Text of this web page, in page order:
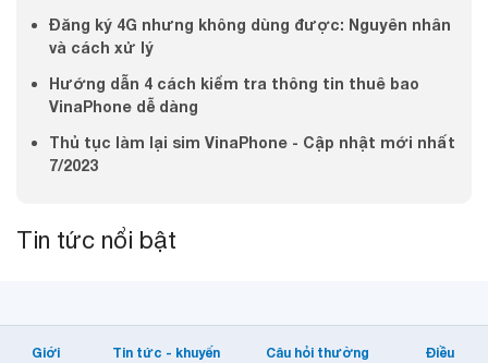
Đăng ký 4G nhưng không dùng được: Nguyên nhân
và cách xử lý
Hướng dẫn 4 cách kiểm tra thông tin thuê bao
VinaPhone dễ dàng
Thủ tục làm lại sim VinaPhone - Cập nhật mới nhất
7/2023
Tin tức nổi bật
Giới
Tin tức - khuyến
Câu hỏi thường
Điều